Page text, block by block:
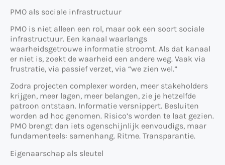
PMO als sociale infrastructuur
PMO is niet alleen een rol, maar ook een soort sociale
infrastructuur. Een kanaal waarlangs
waarheidsgetrouwe informatie stroomt. Als dat kanaal
er niet is, zoekt de waarheid een andere weg. Vaak via
frustratie, via passief verzet, via “we zien wel.”
Zodra projecten complexer worden, meer stakeholders
krijgen, meer lagen, meer belangen, zie je hetzelfde
patroon ontstaan. Informatie versnippert. Besluiten
worden ad hoc genomen. Risico’s worden te laat gezien.
PMO brengt dan iets ogenschijnlijk eenvoudigs, maar
fundamenteels: samenhang. Ritme. Transparantie.
Eigenaarschap als sleutel